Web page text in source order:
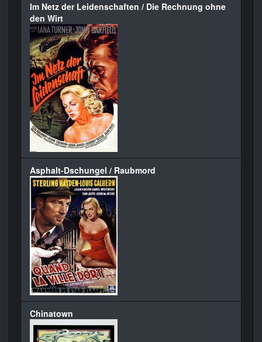
Im Netz der Leidenschaften / Die Rechnung ohne
den Wirt
Asphalt-Dschungel / Raubmord
Chinatown